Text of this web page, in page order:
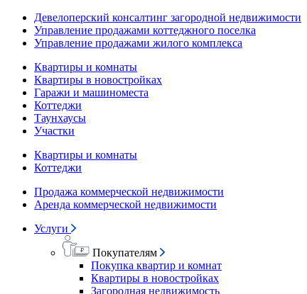
Девелоперский консалтинг загородной недвижимости
Управление продажами коттеджного поселка
Управление продажами жилого комплекса
Квартиры и комнаты
Квартиры в новостройках
Гаражи и машиноместа
Коттеджи
Таунхаусы
Участки
Квартиры и комнаты
Коттеджи
Продажа коммерческой недвижимости
Аренда коммерческой недвижимости
Услуги
Покупателям
Покупка квартир и комнат
Квартиры в новостройках
Загородная недвижимость